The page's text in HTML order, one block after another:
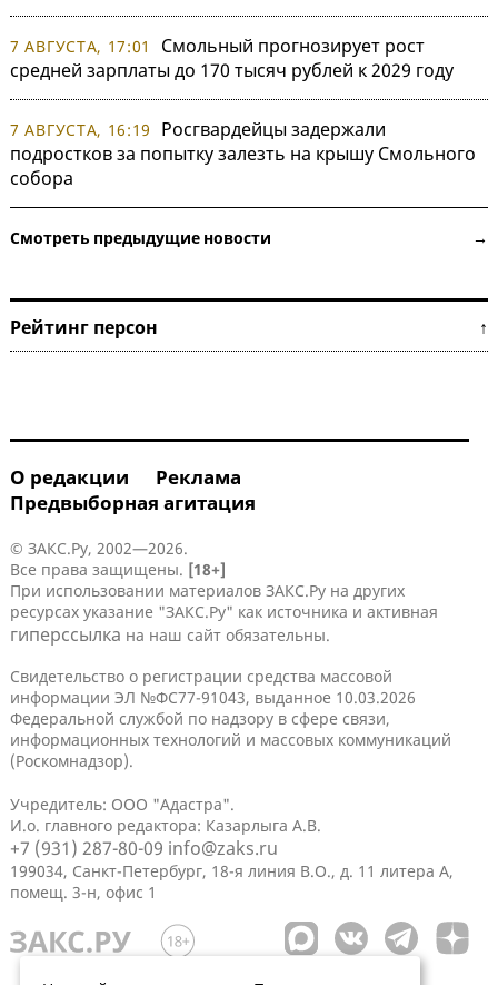
7 АВГУСТА, 17:01
Смольный прогнозирует рост
средней зарплаты до 170 тысяч рублей к 2029 году
7 АВГУСТА, 16:19
Росгвардейцы задержали
подростков за попытку залезть на крышу Смольного
собора
Смотреть предыдущие новости →
Рейтинг персон ↑
О редакции
Реклама
Предвыборная агитация
© ЗАКС.Ру, 2002—2026.
Все права защищены. [18+]
При использовании материалов ЗАКС.Ру на других
ресурсах указание "ЗАКС.Ру" как источника и активная
гиперссылка на наш сайт обязательны.
Свидетельство о регистрации средства массовой
информации ЭЛ №ФС77-91043, выданное 10.03.2026
Федеральной службой по надзору в сфере связи,
информационных технологий и массовых коммуникаций
(Роскомнадзор).
Учредитель: ООО "Адастра".
И.о. главного редактора: Казарлыга А.В.
+7 (931) 287-80-09 info@zaks.ru
199034, Санкт-Петербург, 18-я линия В.О., д. 11 литера А,
помещ. 3-н, офис 1